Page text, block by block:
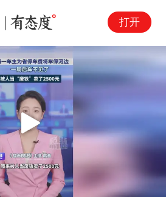
打开
00:29
Play